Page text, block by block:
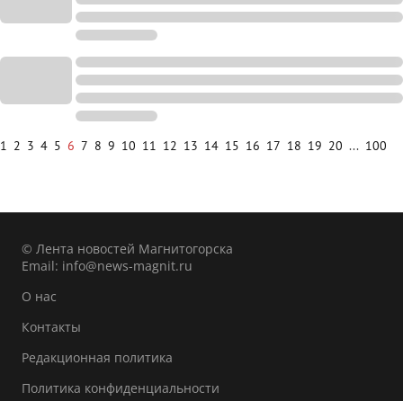
1 2 3 4 5 6 7 8 9 10 11 12 13 14 15 16 17 18 19 20 ... 100
© Лента новостей Магнитогорска
Email: info@news-magnit.ru
О нас
Контакты
Редакционная политика
Политика конфиденциальности